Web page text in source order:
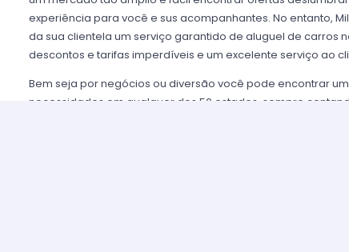
experiência para você e sus acompanhantes. No entanto,
da sua clientela um serviço garantido de aluguel de carros
descontos e tarifas imperdíveis e um excelente serviço ao
Bem seja por negócios ou diversão você pode encontrar
necessidades em qualquer dos 50 estados, sempre